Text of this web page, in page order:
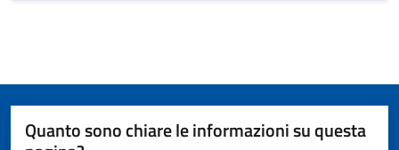
Quanto sono chiare le informazioni su questa